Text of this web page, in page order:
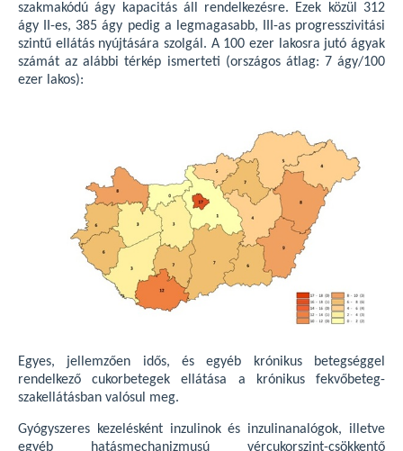
szakmakódú ágy kapacitás áll rendelkezésre. Ezek közül 312
ágy II-es, 385 ágy pedig a legmagasabb, III-as progresszivitási
szintű ellátás nyújtására szolgál. A 100 ezer lakosra jutó ágyak
számát az alábbi térkép ismerteti (országos átlag: 7 ágy/100
ezer lakos):
Egyes, jellemzően idős, és egyéb krónikus betegséggel
rendelkező cukorbetegek ellátása a krónikus fekvőbeteg-
szakellátásban valósul meg.
Gyógyszeres kezelésként inzulinok és inzulinanalógok, illetve
egyéb hatásmechanizmusú vércukorszint-csökkentő